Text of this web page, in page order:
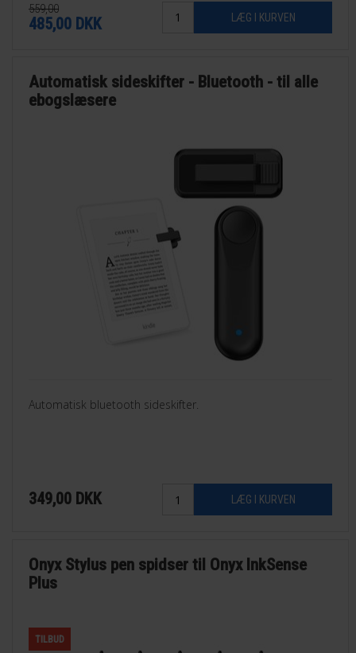
559,00
485,00 DKK
Automatisk sideskifter - Bluetooth - til alle
ebogslæsere
Automatisk bluetooth sideskifter.
349,00 DKK
Onyx Stylus pen spidser til Onyx InkSense
Plus
TILBUD